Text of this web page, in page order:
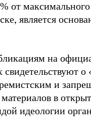
от
является
на
о
и
в
идеологии